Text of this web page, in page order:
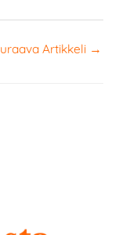
Artikkeli →